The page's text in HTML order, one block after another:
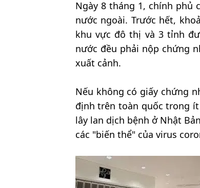
Ngày 8 tháng 1, chính phủ
nước ngoài. Trước hết,
khu vực đô thị và 3 tỉnh
nước đều phải nộp chứng
xuất cảnh.
Nếu không có giấy chứng
định trên toàn quốc trong
lây lan dịch bệnh ở Nhật
các "biến thể" của virus